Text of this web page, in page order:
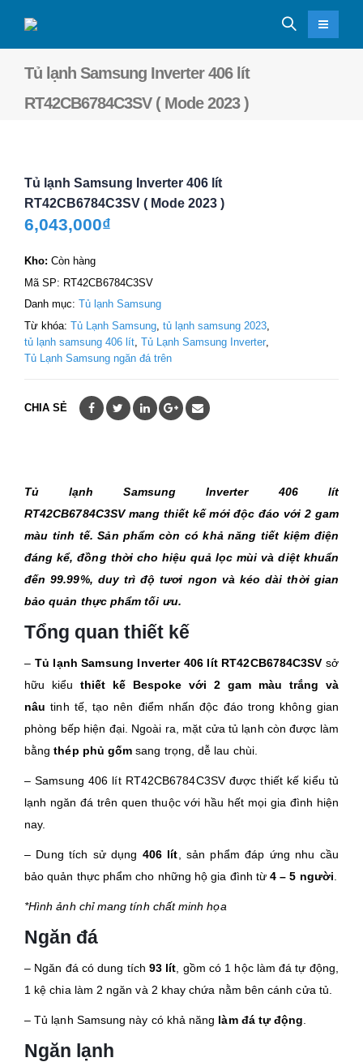
Tủ lạnh Samsung Inverter 406 lít
RT42CB6784C3SV ( Mode 2023 )
Tủ lạnh Samsung Inverter 406 lít
RT42CB6784C3SV ( Mode 2023 )
6,043,000₫
Kho: Còn hàng
Mã SP: RT42CB6784C3SV
Danh mục: Tủ lạnh Samsung
Từ khóa: Tủ Lạnh Samsung tủ lạnh samsung 2023
tủ lạnh samsung 406 lít Tủ Lạnh Samsung Inverter
Tủ Lạnh Samsung ngăn đá trên
CHIA SẺ
Tủ lạnh Samsung Inverter 406 lít
RT42CB6784C3SV mang thiết kế mới độc đáo với 2 gam
màu tinh tế. Sản phẩm còn có khả năng tiết kiệm điện
đáng kể, đồng thời cho hiệu quả lọc mùi và diệt khuẩn
đến 99.99%, duy trì độ tươi ngon và kéo dài thời gian
bảo quản thực phẩm tối ưu.
Tổng quan thiết kế
– Tủ lạnh Samsung Inverter 406 lít RT42CB6784C3SV sở
hữu kiểu thiết kế Bespoke với 2 gam màu trắng và
nâu tinh tế, tạo nên điểm nhấn độc đáo trong không gian
phòng bếp hiện đại. Ngoài ra, mặt cửa tủ lạnh còn được làm
bằngthép phủ gốm sang trọng, dễ lau chùi.
– Samsung 406 lít RT42CB6784C3SV được thiết kế kiểu tủ
lạnh ngăn đá trên quen thuộc với hầu hết mọi gia đình hiện
nay.
– Dung tích sử dụng 406 lít, sản phẩm đáp ứng nhu cầu
bảo quản thực phẩm cho những hộ gia đình từ4 – 5 người.
*Hình ảnh chỉ mang tính chất minh họa
Ngăn đá
– Ngăn đá có dung tích 93 lít, gồm có 1 hộc làm đá tự động,
1 kệ chia làm 2 ngăn và 2 khay chứa nằm bên cánh cửa tủ.
– Tủ lạnh Samsung này có khả năng làm đá tự động.
Ngăn lạnh